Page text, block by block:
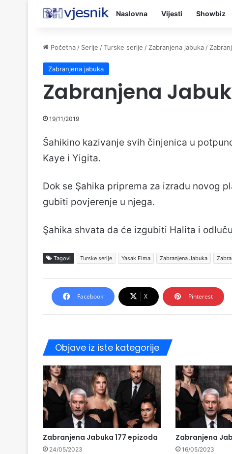
Naslovna Vijesti Showbiz
Početna / Serije /Turske serije / Zabranjena jabuka /
Zabranjena jabuka
Zabranjena
19/11/2019
Šahikino kazivanje svih činjenica u
Kaye i Yigita.
Dok se Şahika priprema za izradu novog
gubiti povjerenje u njega.
Şahika shvata da će izgubiti Halita i
Tagovi Turske serije Yasak Elma Zabranjena Jabuka
Facebook X Pinterest
Objave iz iste kategorije
Zabranjena Jabuka 177 epizoda
24/05/2023
Zabranjena
16/05/2023